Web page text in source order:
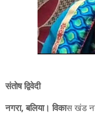
संतोष द्विवेदी
नगरा, बलिया। विकास खंड